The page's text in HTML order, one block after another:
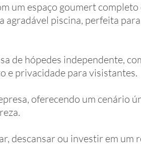
um espaço goumert completo
agradável piscina, perfeita
de hópedes independente,
e privacidade para visistantes.
oferecendo um cenário
descansar ou investir em um